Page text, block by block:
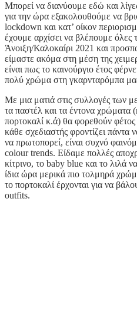
Μπορεί να διανύουμε εδώ και
για την ώρα εξακολουθούμε να
lockdown και κατ’ οίκον
έχουμε αρχίσει να βλέπουμε όλες
Άνοιξη/Καλοκαίρι 2021 και
είμαστε ακόμα στη μέση της
είναι πως το καινούργιο έτος
πολύ χρώμα στη γκαρνταρόμπα
Με μια ματιά στις συλλογές των
τα παστέλ και τα έντονα χρώματα
πορτοκαλί κ.ά) θα φορεθούν
κάθε σχεδιαστής φροντίζει πάντα
να πρωτοπορεί, είναι συχνό
colour trends. Είδαμε πολλές
κίτρινο, το baby blue και το λιλά
ίδια ώρα μερικά πιο τολμηρά
το πορτοκαλί έρχονται για να
outfits.